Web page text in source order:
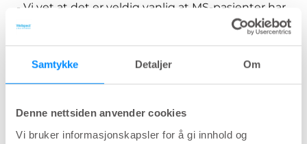
Samtykke Detaljer Om
Denne nettsiden anvender cookies
Vi bruker informasjonskapsler for å gi innhold og
- Vi vet at det er veldig vanlig at MS-pasienter har
problemer med blæren
på en eller annen måte.
Men samtidig er det et problem som folk
dessverre ikke vil snakke om. Jeg tror det er en av
den typen problemer som må vokse seg store før